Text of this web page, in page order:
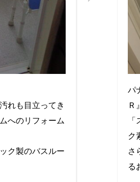
れも目立ってき
へのリフォーム
ク製のバスルー
パ
Ｒ
ク
さ
る